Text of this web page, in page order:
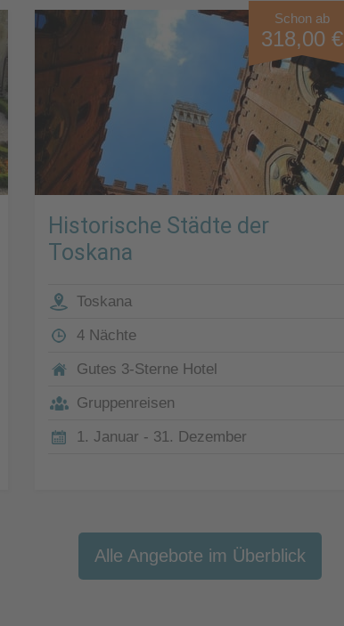
Schon ab
318,00 €
Historische Städte der
Toskana
Toskana
4 Nächte
Gutes 3-Sterne Hotel
Gruppenreisen
1. Januar - 31. Dezember
Alle Angebote im Überblick